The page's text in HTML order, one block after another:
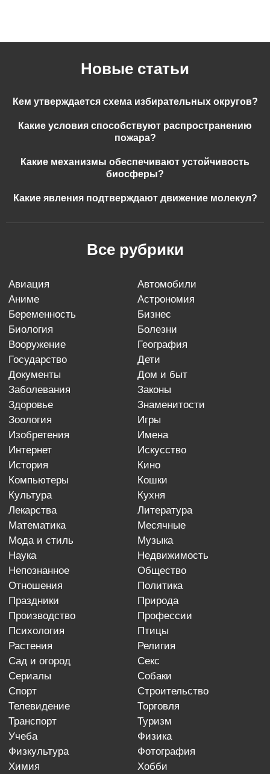
Новые статьи
Кем утверждается схема избирательных округов?
Какие условия способствуют распространению
пожара?
Какие механизмы обеспечивают устойчивость
биосферы?
Какие явления подтверждают движение молекул?
Все рубрики
авиация
автомобили
аниме
астрономия
беременность
бизнес
биология
болезни
вооружение
география
государство
дети
документы
дом и быт
заболевания
законы
здоровье
знаменитости
зоология
игры
изобретения
имена
интернет
искусство
история
кино
компьютеры
кошки
культура
кухня
лекарства
литература
математика
месячные
мода и стиль
музыка
наука
недвижимость
непознанное
общество
отношения
политика
праздники
природа
производство
профессии
психология
птицы
растения
религия
сад и огород
секс
сериалы
собаки
спорт
строительство
телевидение
торговля
транспорт
туризм
учеба
физика
физкультура
фотография
химия
хобби